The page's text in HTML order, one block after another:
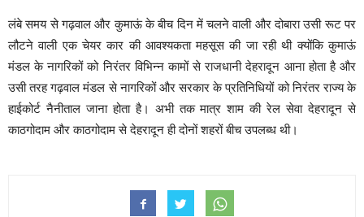
लंबे समय से गढ़वाल और कुमाऊं के बीच दिन में चलने वाली और दोबारा उसी रूट पर
लौटने वाली एक चेयर कार की आवश्यकता महसूस की जा रही थी क्योंकि कुमाऊं
मंडल के नागरिकों को निरंतर विभिन्न कामों से राजधानी देहरादून आना होता है और
उसी तरह गढ़वाल मंडल से नागरिकों और सरकार के प्रतिनिधियों को निरंतर राज्य के
हाईकोर्ट नैनीताल जाना होता है। अभी तक मात्र शाम की रेल सेवा देहरादून से
काठगोदाम और काठगोदाम से देहरादून ही दोनों शहरों बीच उपलब्ध थी।